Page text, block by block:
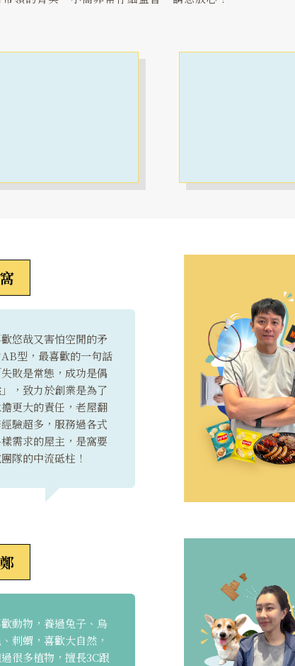
悠哉又害怕空閒的矛
型，最喜歡的一句話
敗是常態，成功是偶
，致力於創業是為了
更大的責任，老屋翻
驗超多，服務過各式
需求的屋主，是窩要
隊的中流砥柱！
動物，養過兔子、烏
刺蝟，喜歡大自然，
很多植物，擅長3C跟